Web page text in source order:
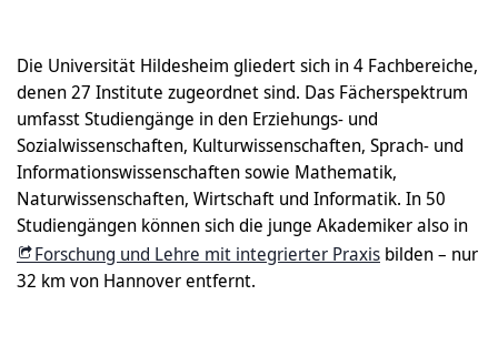
Die Universität Hildesheim gliedert sich in 4 Fachbereiche,
denen 27 Institute zugeordnet sind. Das Fächerspektrum
umfasst Studiengänge in den Erziehungs- und
Sozialwissenschaften, Kulturwissenschaften, Sprach- und
Informationswissenschaften sowie Mathematik,
Naturwissenschaften, Wirtschaft und Informatik. In 50
Studiengängen können sich die junge Akademiker also in
Forschung und Lehre mit integrierter Praxis bilden – nur
32 km von Hannover entfernt.